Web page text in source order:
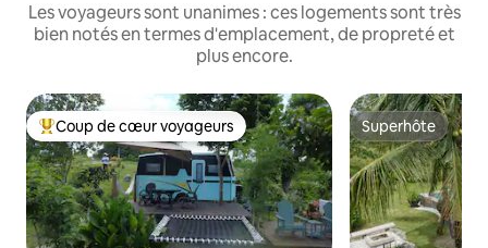
Les voyageurs sont unanimes : ces logements sont très
bien notés en termes d'emplacement, de propreté et
plus encore.
Coups de cœur voyageurs les plus appréciés
Coup de cœur voyageurs Superhôte
Superhôte